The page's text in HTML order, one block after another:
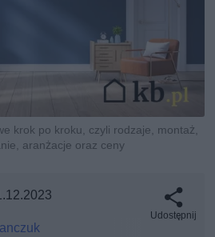
krok po kroku, czyli rodzaje, montaż,
aranżacje oraz ceny
Udostępnij